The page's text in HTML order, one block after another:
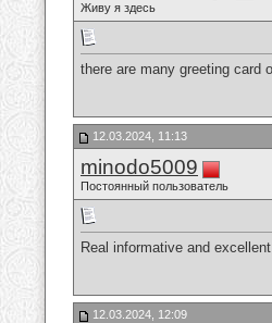
Живу я здесь
there are many greeting card
12.03.2024, 11:13
minodo5009
Постоянный пользователь
Real informative and
12.03.2024, 12:09